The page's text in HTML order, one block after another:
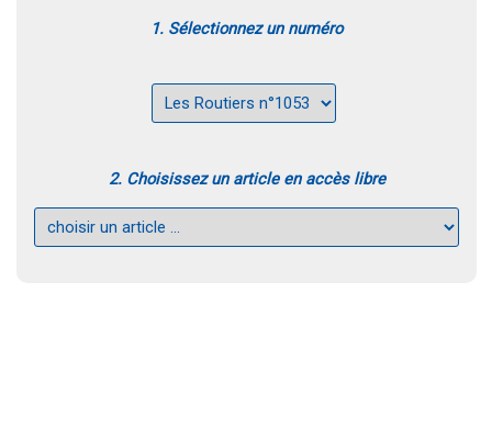
1. Sélectionnez un numéro
2. Choisissez un article en accès libre